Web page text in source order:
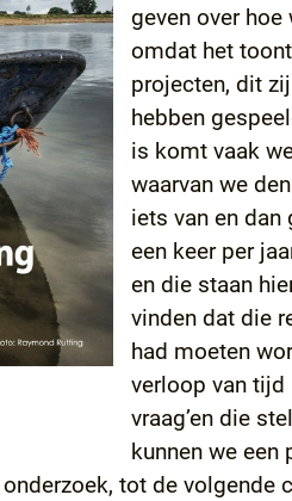
geven over
omdat het
projecten, dit
hebben
is komt vaak
waarvan we
iets van en dan
een keer per
en die staan
vinden dat die
had moeten
verloop van tijd
vraag’en die
kunnen we
tot de volgende